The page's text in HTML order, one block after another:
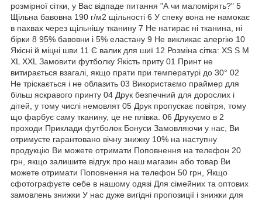
розмірної сітки, у Вас відпаде питання "А чи маломірять?" 5
Щільна бавовна 190 г/м2 щільності 6 У спеку вона не намокає
в пахвах через щільнішу тканину 7 Не натирає ні тканина, ні
бірки 8 95% бавовни і 5% еластану 9 Не викликає алергію 10
Якісні й міцні шви 11 Є валик для шиї 12 Розміна сітка: XS S M
XL XXL Замовити футболку Якість приту 01 Принт не
витирається взагалі, якщо прати при температурі до 30° 02
Не тріскається і не облазить 03 Використаємо праймер для
більш яскравого принту 04 Друк безпечний для дорослих і
дітей, у тому числі немовлят 05 Друк пропускає повітря, тому
що фарбує саму тканину, це не плівка. 06 Друкуємо в 2
проходи Приклади футболок Бонуси Замовляючи у нас, Ви
отримуєте гарантовано вічну знижку 10% на наступну
продукцію Ви можете отримати Поповнення на телефон 20
грн, якщо залишите відгук про наш магазин або товар Ви
можете отримати Поповнення на телефон 50 грн, Якщо
сфотографуєте себе в нашому одязі Для сімейних та оптових
замовлень знижки У нас дуже вигідні пропозиції і знижки для